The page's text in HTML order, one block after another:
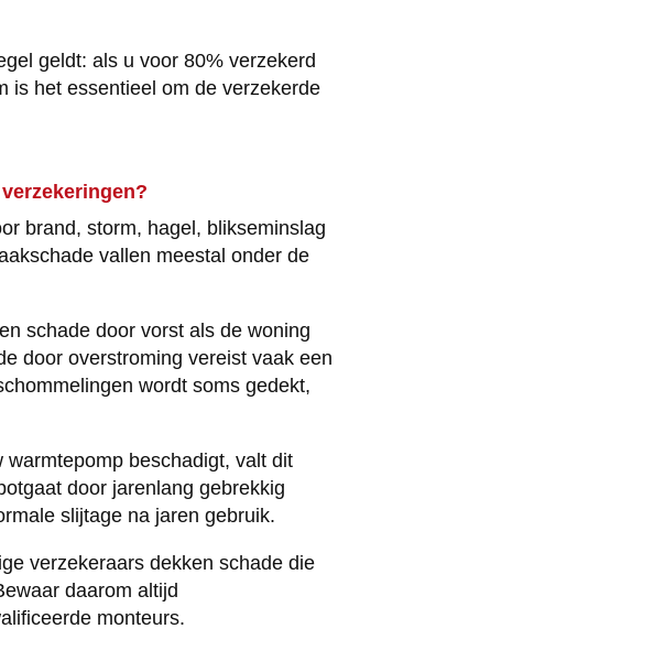
geldt: als u voor 80% verzekerd
is het essentieel om de verzekerde
brand, storm, hagel, blikseminslag
vallen meestal onder de
schade door vorst als de woning
door overstroming vereist vaak een
wordt soms gedekt,
beschadigt, valt dit
door jarenlang gebrekkig
slijtage na jaren gebruik.
verzekeraars dekken schade die
daarom altijd
monteurs.